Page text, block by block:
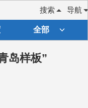
导航
搜索
全部
岛样板”